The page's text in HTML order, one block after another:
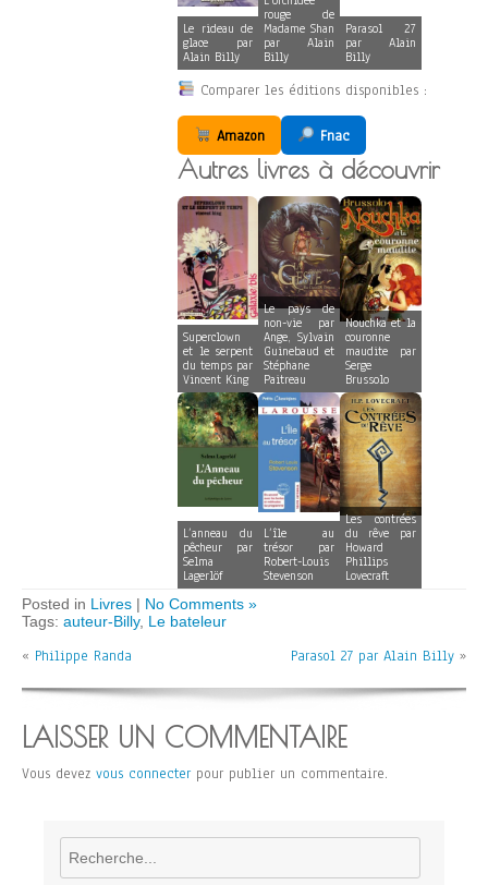
Le rideau de
glace par
Alain Billy
rouge de
Madame Shan
par Alain
Billy
Parasol 27
par Alain
Billy
Comparer les éditions disponibles :
Amazon Fnac
Autres livres à découvrir
Superclown
et le serpent
du temps par
Vincent King
Le pays de
non-vie par
Ange, Sylvain
Guinebaud et
Stéphane
Paitreau
Nouchka et la
couronne
maudite par
Serge
Brussolo
L’anneau du
pêcheur par
Selma
Lagerlöf
L’île au
trésor par
Robert-Louis
Stevenson
Les contrées
du rêve par
Howard
Phillips
Lovecraft
Posted in Livres | No Comments »
Tags: auteur-Billy, Le bateleur
« Philippe Randa Parasol 27 par Alain Billy »
LAISSER UN COMMENTAIRE
Vous devez vous connecter pour publier un commentaire.
Rechercher